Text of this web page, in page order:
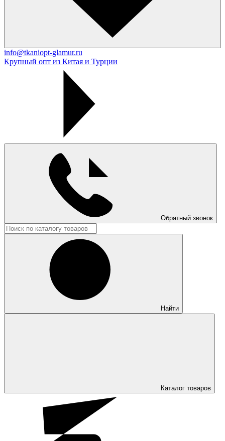
info@tkaniopt-glamur.ru
Крупный опт из Китая и Турции
Обратный звонок
Найти
Каталог товаров